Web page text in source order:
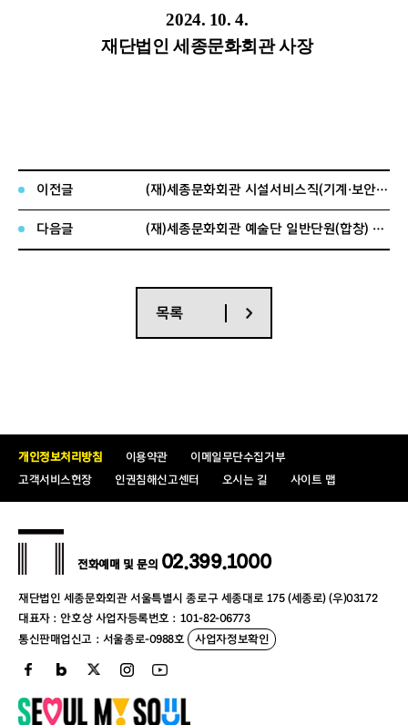
2024. 10. 4.
재단법인 세종문화회관 사장
이전글 (재)세종문화회관 시설서비스직(기계·보안·미화) 직원 공개채용 서류전형 합격자 공고
다음글 (재)세종문화회관 예술단 일반단원(합창) 공개채용 1차 실기전형 합격자 공고
목록
개인정보처리방침 이용약관
이메일무단수집거부
고객서비스헌장
인권침해신고센터 오시는 길 사이트 맵
재단법인 세종문화회관 서울특별시 종로구 세종대로 175 (세종로) (우)03172
대표자 : 안호상 사업자등록번호 : 101-82-06773
통신판매업신고 : 서울종로-0988호 사업자정보확인
전화예매 및 문의 02.399.1000